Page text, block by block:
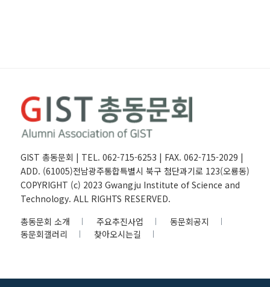
GIST 총동문회 | TEL. 062-715-6253 | FAX. 062-715-2029 |
ADD. (61005)전남광주통합특별시 북구 첨단과기로 123(오룡동)
COPYRIGHT (c) 2023 Gwangju Institute of Science and
Technology. ALL RIGHTS RESERVED.
총동문회 소개
주요추진사업
동문회공지
동문회갤러리
찾아오시는길